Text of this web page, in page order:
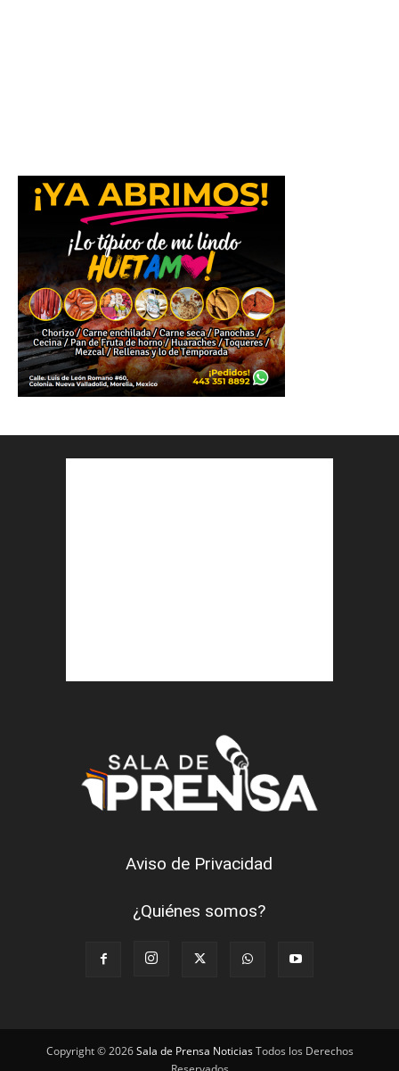
Aviso de Privacidad
¿Quiénes somos?
Copyright © 2026Sala de Prensa NoticiasTodos los Derechos